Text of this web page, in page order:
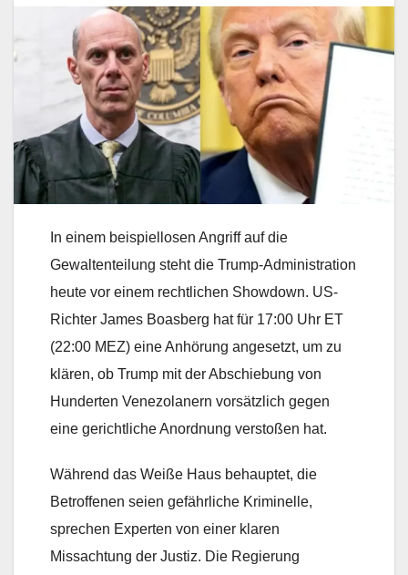
In einem beispiellosen Angriff auf die
Gewaltenteilung steht die Trump-Administration
heute vor einem rechtlichen Showdown. US-
Richter James Boasberg hat für 17:00 Uhr ET
(22:00 MEZ) eine Anhörung angesetzt, um zu
klären, ob Trump mit der Abschiebung von
Hunderten Venezolanern vorsätzlich gegen
eine gerichtliche Anordnung verstoßen hat.
Während das Weiße Haus behauptet, die
Betroffenen seien gefährliche Kriminelle,
sprechen Experten von einer klaren
Missachtung der Justiz. Die Regierung